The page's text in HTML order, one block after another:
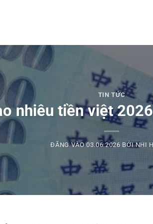
TIN TỨC
nhiêu tiền việt
ĐĂNG VÀO03.06.2026 BỞINHI